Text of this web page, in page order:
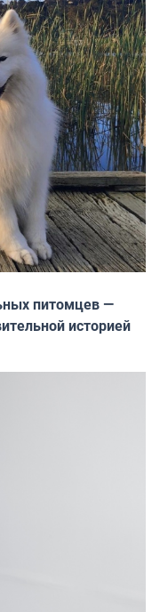
питомцев —
историей